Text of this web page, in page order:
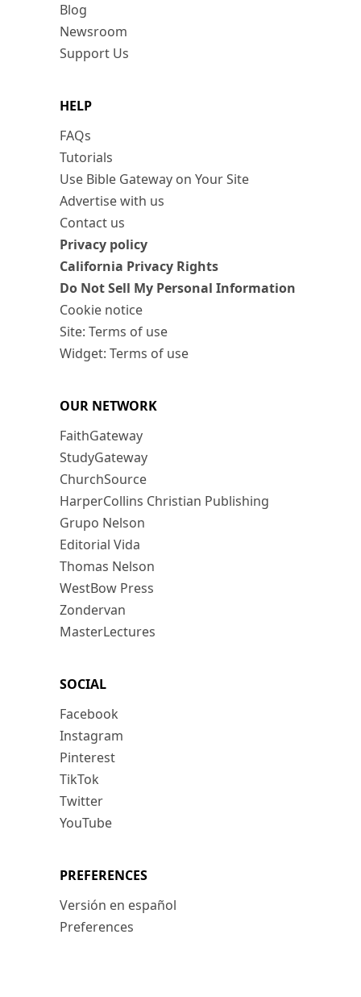
Blog
Newsroom
Support Us
HELP
FAQs
Tutorials
Use Bible Gateway on Your Site
Advertise with us
Contact us
Privacy policy
California Privacy Rights
Do Not Sell My Personal Information
Cookie notice
Site: Terms of use
Widget: Terms of use
OUR NETWORK
FaithGateway
StudyGateway
ChurchSource
HarperCollins Christian Publishing
Grupo Nelson
Editorial Vida
Thomas Nelson
WestBow Press
Zondervan
MasterLectures
SOCIAL
Facebook
Instagram
Pinterest
TikTok
Twitter
YouTube
PREFERENCES
Versión en español
Preferences